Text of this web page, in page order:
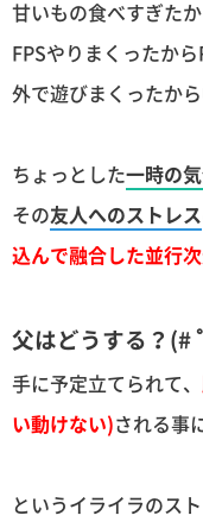
甘いもの食べすぎた
FPSやりまくったから
外で遊びまくったか
ちょっとした一時の
その友人へのストレス
込んで融合した並行
父はどうする？(#
手に予定立てられて、
い動けない)される事
というイライラのス